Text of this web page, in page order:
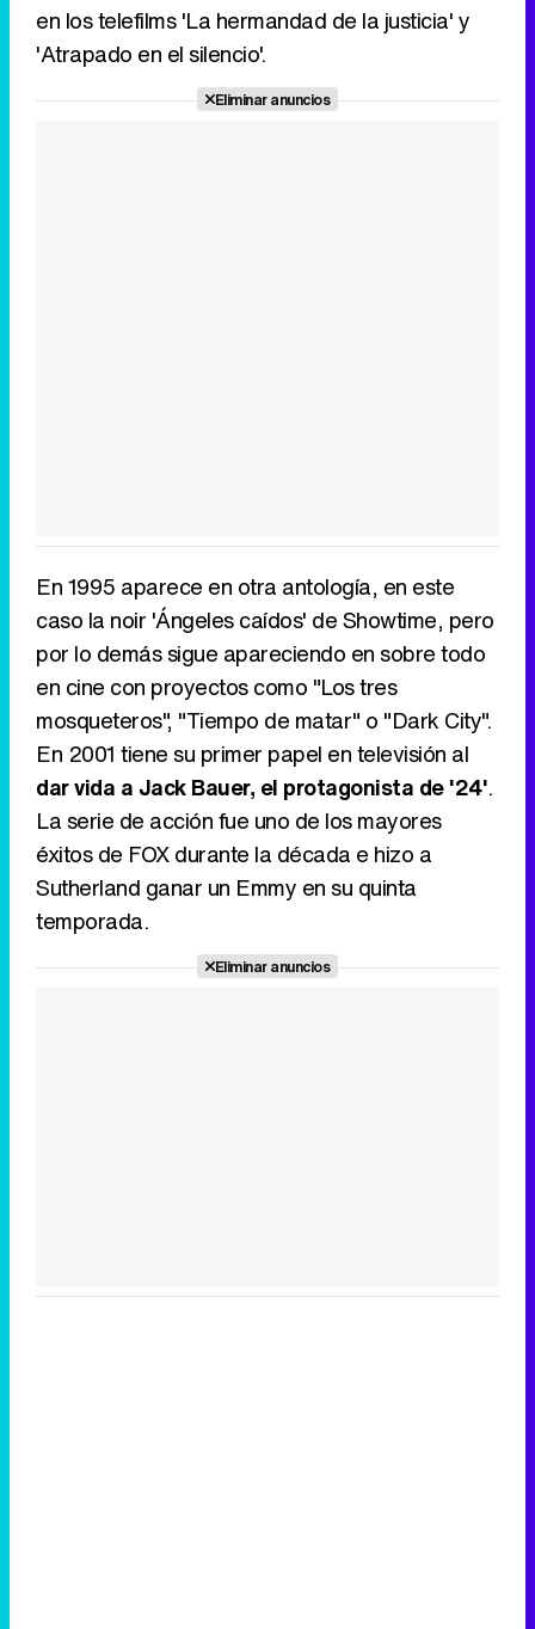
en los telefilms 'La hermandad de la justicia' y
'Atrapado en el silencio'.
Eliminar anuncios
En 1995 aparece en otra antología, en este
caso la noir 'Ángeles caídos' de Showtime, pero
por lo demás sigue apareciendo en sobre todo
en cine con proyectos como "Los tres
mosqueteros", "Tiempo de matar" o "Dark City".
En 2001 tiene su primer papel en televisión al
dar vida a Jack Bauer, el protagonista de '24'.
La serie de acción fue uno de los mayores
éxitos de FOX durante la década e hizo a
Sutherland ganar un Emmy en su quinta
temporada.
Eliminar anuncios